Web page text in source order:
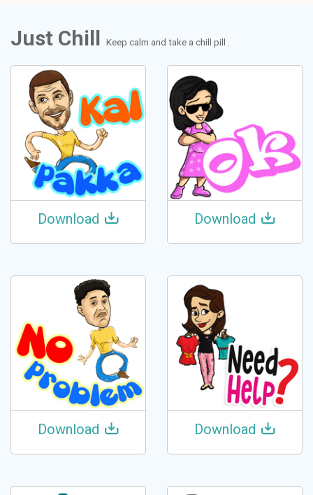
Just Chill Keep calm and take a chill pill .
Download Download
Download Download